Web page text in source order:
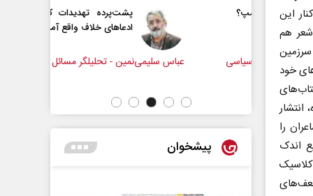
این
هم
خود
را
اندک
سیاسی
پشت‌پرده تهدیدات کوتاه‏‌مدت و
ادعا‌های خلاف واقع آمریکا
عباس سلیمی‌نمین - تحلیلگر مسائل سیاسی
پیشخوان